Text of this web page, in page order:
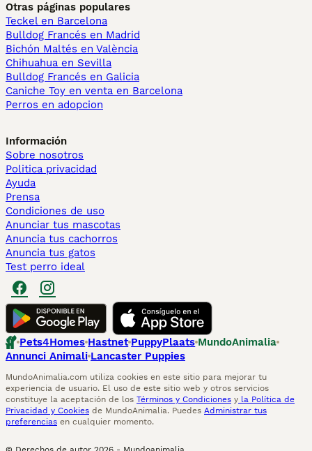
Otras páginas populares
Teckel en Barcelona
Bulldog Francés en Madrid
Bichón Maltés en València
Chihuahua en Sevilla
Bulldog Francés en Galicia
Caniche Toy en venta en Barcelona
Perros en adopcion
Información
Sobre nosotros
Politica privacidad
Ayuda
Prensa
Condiciones de uso
Anunciar tus mascotas
Anuncia tus cachorros
Anuncia tus gatos
Test perro ideal
Pets4Homes Hastnet PuppyPlaats MundoAnimalia
Annunci Animali Lancaster Puppies
MundoAnimalia.com utiliza cookies en este sitio para mejorar tu
experiencia de usuario. El uso de este sitio web y otros servicios
constituye la aceptación de los Términos y Condiciones y la Política de
Privacidad y Cookies de MundoAnimalia. Puedes Administrar tus
preferencias en cualquier momento.